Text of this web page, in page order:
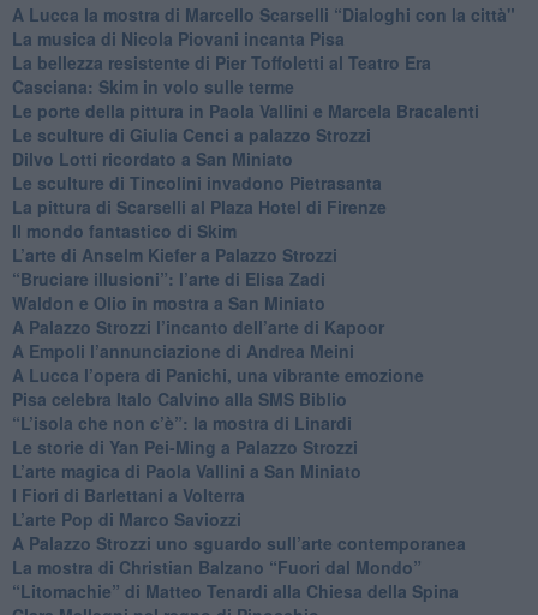
A Lucca la mostra di Marcello Scarselli “Dialoghi con la città"
​La musica di Nicola Piovani incanta Pisa
​La bellezza resistente di Pier Toffoletti al Teatro Era
​Casciana: Skim in volo sulle terme
​Le porte della pittura in Paola Vallini e Marcela Bracalenti
​Le sculture di Giulia Cenci a palazzo Strozzi
​Dilvo Lotti ricordato a San Miniato
​Le sculture di Tincolini invadono Pietrasanta
La pittura di Scarselli al Plaza Hotel di Firenze
​Il mondo fantastico di Skim
​L’arte di Anselm Kiefer a Palazzo Strozzi
​“Bruciare illusioni”: l’arte di Elisa Zadi
​Waldon e Olio in mostra a San Miniato
​A Palazzo Strozzi l’incanto dell’arte di Kapoor
​A Empoli l’annunciazione di Andrea Meini
A Lucca l’opera di Panichi, una vibrante emozione
Pisa celebra Italo Calvino alla SMS Biblio
“L’isola che non c’è”: la mostra di Linardi
​Le storie di Yan Pei-Ming a Palazzo Strozzi
​L’arte magica di Paola Vallini a San Miniato
​I Fiori di Barlettani a Volterra
​L’arte Pop di Marco Saviozzi
​A Palazzo Strozzi uno sguardo sull’arte contemporanea
La mostra di Christian Balzano “Fuori dal Mondo”
​“Litomachie” di Matteo Tenardi alla Chiesa della Spina